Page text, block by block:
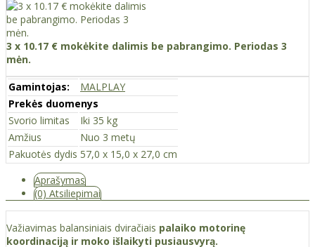
3 x 10.17 € mokėkite dalimis be pabrangimo. Periodas 3
mėn.
Gamintojas:
MALPLAY
Prekės duomenys
Svorio limitas
Iki 35 kg
Amžius
Nuo 3 metų
Pakuotės dydis 57,0 x 15,0 x 27,0 cm
Aprašymas
(0) Atsiliepimai
Važiavimas balansiniais dviračiais palaiko motorinę
koordinaciją ir moko išlaikyti pusiausvyrą.